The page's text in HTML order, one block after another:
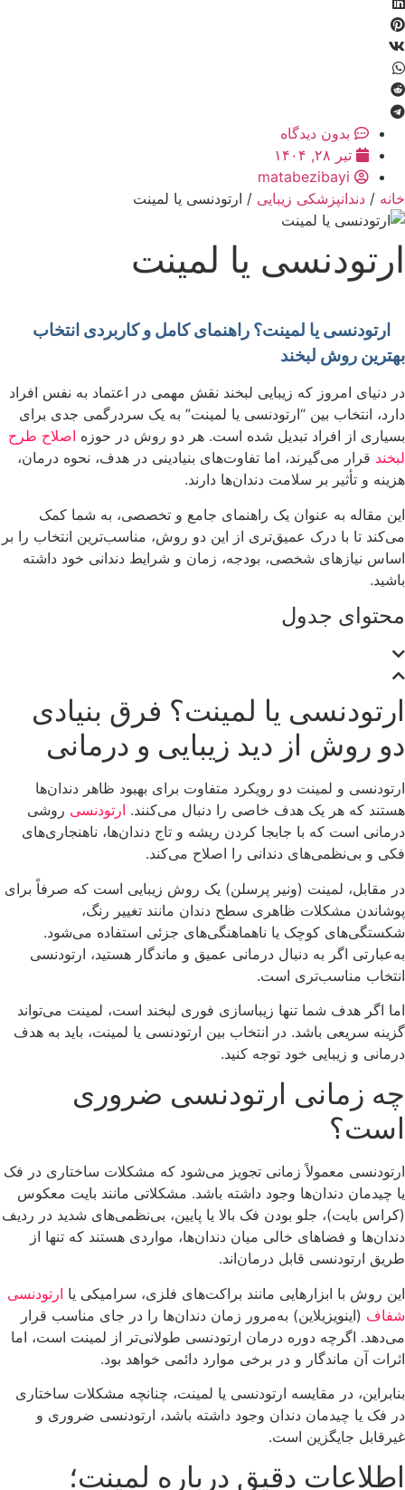
بدون دیدگاه
تیر ۲۸, ۱۴۰۴
matabezibayi
خانه / دندانپزشکی زیبایی / ارتودنسی یا لمینت
ارتودنسی یا لمینت
ارتودنسی یا لمینت؟ راهنمای کامل و کاربردی انتخاب
بهترین روش لبخند
در دنیای امروز که زیبایی لبخند نقش مهمی در اعتماد به نفس افراد
دارد، انتخاب بین “ارتودنسی یا لمینت” به یک سردرگمی جدی برای
بسیاری از افراد تبدیل شده است. هر دو روش در حوزه اصلاح طرح
لبخند قرار می‌گیرند، اما تفاوت‌های بنیادینی در هدف، نحوه درمان،
هزینه و تأثیر بر سلامت دندان‌ها دارند.
این مقاله به عنوان یک راهنمای جامع و تخصصی، به شما کمک
می‌کند تا با درک عمیق‌تری از این دو روش، مناسب‌ترین انتخاب را بر
اساس نیازهای شخصی، بودجه، زمان و شرایط دندانی خود داشته
باشید.
محتوای جدول
ارتودنسی یا لمینت؟ فرق بنیادی
دو روش از دید زیبایی و درمانی
ارتودنسی و لمینت دو رویکرد متفاوت برای بهبود ظاهر دندان‌ها
هستند که هر یک هدف خاصی را دنبال می‌کنند. ارتودنسی روشی
درمانی است که با جابجا کردن ریشه و تاج دندان‌ها، ناهنجاری‌های
فکی و بی‌نظمی‌های دندانی را اصلاح می‌کند.
در مقابل، لمینت (ونیر پرسلن) یک روش زیبایی است که صرفاً برای
پوشاندن مشکلات ظاهری سطح دندان مانند تغییر رنگ،
شکستگی‌های کوچک یا ناهماهنگی‌های جزئی استفاده می‌شود.
به‌عبارتی اگر به دنبال درمانی عمیق و ماندگار هستید، ارتودنسی
انتخاب مناسب‌تری است.
اما اگر هدف شما تنها زیباسازی فوری لبخند است، لمینت می‌تواند
گزینه سریعی باشد. در انتخاب بین ارتودنسی یا لمینت، باید به هدف
درمانی و زیبایی خود توجه کنید.
چه زمانی ارتودنسی ضروری
است؟
ارتودنسی معمولاً زمانی تجویز می‌شود که مشکلات ساختاری در فک
یا چیدمان دندان‌ها وجود داشته باشد. مشکلاتی مانند بایت معکوس
(کراس بایت)، جلو بودن فک بالا یا پایین، بی‌نظمی‌های شدید در ردیف
دندان‌ها و فضاهای خالی میان دندان‌ها، مواردی هستند که تنها از
طریق ارتودنسی قابل درمان‌اند.
این روش با ابزارهایی مانند براکت‌های فلزی، سرامیکی یا ارتودنسی
شفاف (اینویزیلاین) به‌مرور زمان دندان‌ها را در جای مناسب قرار
می‌دهد. اگرچه دوره درمان ارتودنسی طولانی‌تر از لمینت است، اما
اثرات آن ماندگار و در برخی موارد دائمی خواهد بود.
بنابراین، در مقایسه ارتودنسی یا لمینت، چنانچه مشکلات ساختاری
در فک یا چیدمان دندان وجود داشته باشد، ارتودنسی ضروری و
غیرقابل جایگزین است.
اطلاعات دقیق درباره لمینت؛